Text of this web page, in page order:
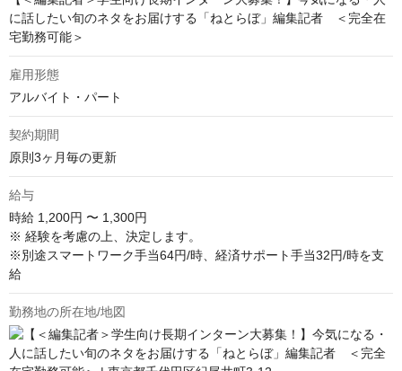
に話したい旬のネタをお届けする「ねとらぼ」編集記者 ＜完全在
宅勤務可能＞
雇用形態
アルバイト・パート
契約期間
原則3ヶ月毎の更新
給与
時給 1,200円 〜 1,300円
※ 経験を考慮の上、決定します。
※別途スマートワーク手当64円/時、経済サポート手当32円/時を支
給
勤務地の所在地/地図